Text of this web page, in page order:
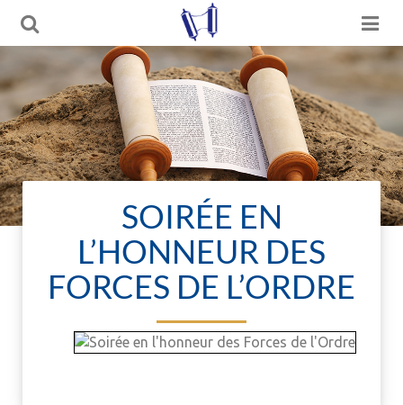
SOIRÉE EN
L’HONNEUR DES
FORCES DE L’ORDRE